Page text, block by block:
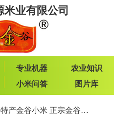
业有限公司
专业机器
农业知识
小米问答 图片库
产金谷小米 正宗金谷米袋装